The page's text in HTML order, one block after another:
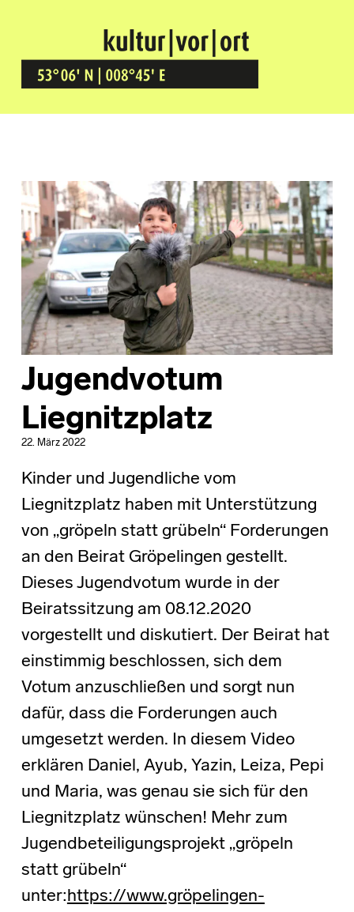
Kultur Vor Ort
BREMEN GRÖPELINGEN
Jugendvotum
Liegnitzplatz
22. März 2022
Kinder und Jugendliche vom
Liegnitzplatz haben mit Unterstützung
von „gröpeln statt grübeln“ Forderungen
an den Beirat Gröpelingen gestellt.
Dieses Jugendvotum wurde in der
Beiratssitzung am 08.12.2020
vorgestellt und diskutiert. Der Beirat hat
einstimmig beschlossen, sich dem
Votum anzuschließen und sorgt nun
dafür, dass die Forderungen auch
umgesetzt werden. In diesem Video
erklären Daniel, Ayub, Yazin, Leiza, Pepi
und Maria, was genau sie sich für den
Liegnitzplatz wünschen! Mehr zum
Jugendbeteiligungsprojekt „gröpeln
statt grübeln“
unter:https://www.gröpelingen-